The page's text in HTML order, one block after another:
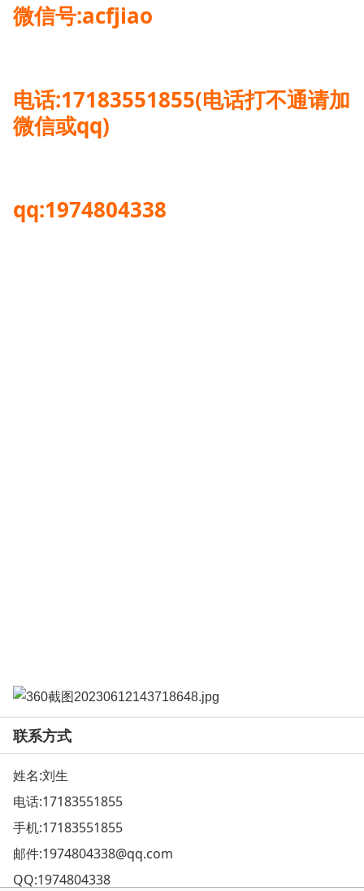
微信号:acfjiao
电话:17183551855(电话打不通请加
微信或qq)
qq:1974804338
联系方式
姓名:刘生
电话:17183551855
手机:17183551855
邮件:1974804338@qq.com
QQ:1974804338